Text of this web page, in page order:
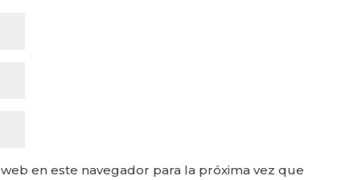
en este navegador para la próxima vez que